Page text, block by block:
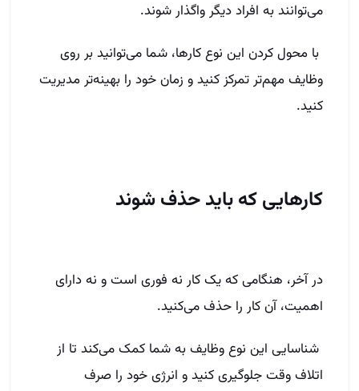
می‌توانند به افراد دیگر واگذار شوند.
با محول کردن این نوع کارها، شما می‌توانید بر روی
وظایف مهم‌تر تمرکز کنید و زمان خود را بهینه‌تر مدیریت
کنید.
کارهایی که باید حذف شوند
در آخر، هنگامی که یک کار نه فوری است و نه دارای
اهمیت، آن کار را حذف می‌کنید.
شناسایی این نوع وظایف به شما کمک می‌کند تا از
اتلاف وقت جلوگیری کنید و انرژی خود را صرف